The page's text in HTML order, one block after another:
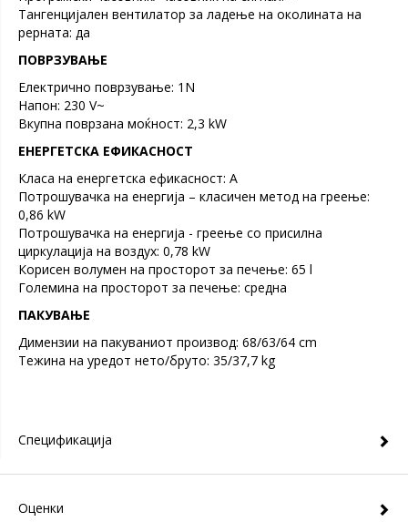
Тангенцијален вентилатор за ладење на околината на
рерната: да
ПОВРЗУВАЊЕ
Електрично поврзување: 1N
Напон: 230 V~
Вкупна поврзана моќност: 2,3 kW
ЕНЕРГЕТСКА ЕФИКАСНОСТ
Класа на енергетска ефикасност: А
Потрошувачка на енергија – класичен метод на греење:
0,86 kW
Потрошувачка на енергија - греење со присилна
циркулација на воздух: 0,78 kW
Корисен волумен на просторот за печење: 65 l
Големина на просторот за печење: средна
ПАКУВАЊЕ
Димензии на пакуваниот производ: 68/63/64 cm
Тежина на уредот нето/бруто: 35/37,7 kg
Спецификација
Оценки